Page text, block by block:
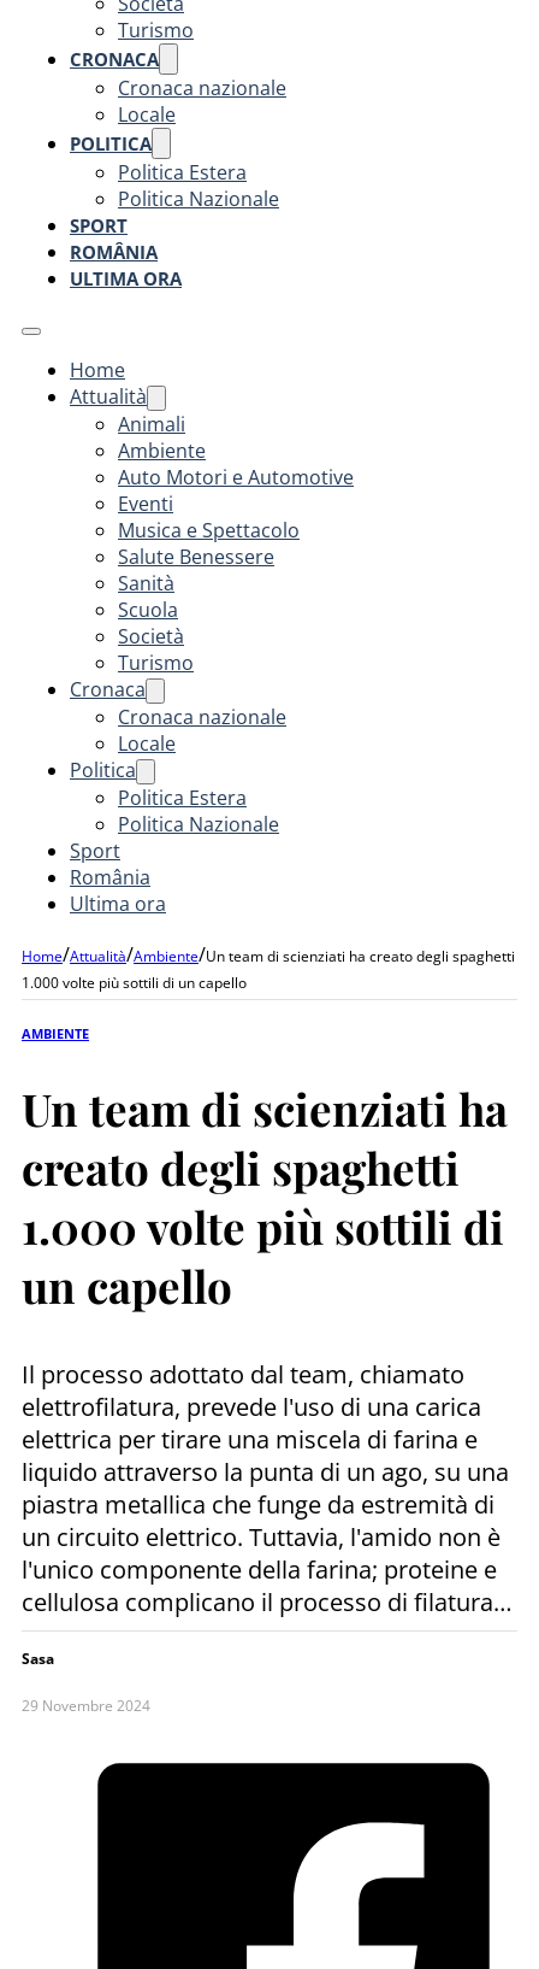
Turismo
CRONACA
Cronaca nazionale
Locale
POLITICA
Politica Estera
Politica Nazionale
SPORT
ROMÂNIA
ULTIMA ORA
Home
Attualità
Animali
Ambiente
Auto Motori e Automotive
Eventi
Musica e Spettacolo
Salute Benessere
Sanità
Scuola
Società
Turismo
Cronaca
Cronaca nazionale
Locale
Politica
Politica Estera
Politica Nazionale
Sport
România
Ultima ora
Home/Attualità/Ambiente/Un team di scienziati ha creato degli spaghetti
1.000 volte più sottili di un capello
AMBIENTE
Un team di scienziati ha
creato degli spaghetti
1.000 volte più sottili di
un capello
Il processo adottato dal team, chiamato
elettrofilatura, prevede l'uso di una carica
elettrica per tirare una miscela di farina e
liquido attraverso la punta di un ago, su una
piastra metallica che funge da estremità di
un circuito elettrico. Tuttavia, l'amido non è
l'unico componente della farina; proteine e
cellulosa complicano il processo di filatura…
Sasa
29 Novembre 2024